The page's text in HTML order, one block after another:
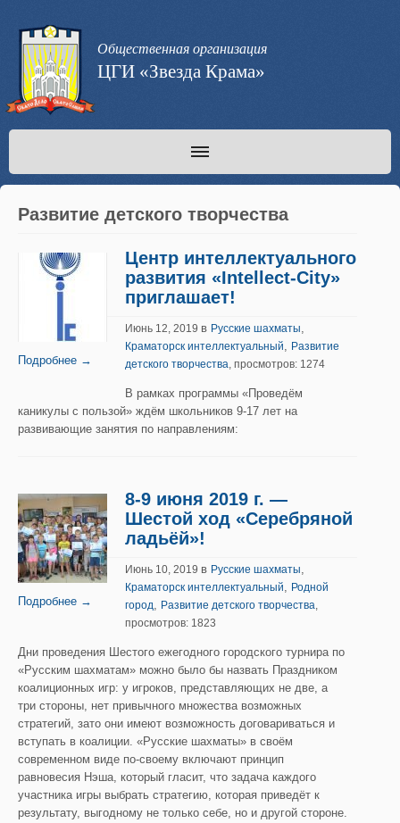
Общественная организация
ЦГИ «Звезда Крама»
Развитие детского творчества
Подробнее →
Центр интеллектуального
развития «Intellect-City»
приглашает!
Июнь 12, 2019 в Русские шахматы,
Краматорск интеллектуальный, Развитие
детского творчества, просмотров: 1274
В рамках программы «Проведём
каникулы с пользой» ждём школьников 9-17 лет на
развивающие занятия по направлениям:
Подробнее →
8-9 июня 2019 г. —
Шестой ход «Серебряной
ладьёй»!
Июнь 10, 2019 в Русские шахматы,
Краматорск интеллектуальный, Родной
город, Развитие детского творчества,
просмотров: 1823
Дни проведения Шестого ежегодного городского турнира по
«Русским шахматам» можно было бы назвать Праздником
коалиционных игр: у игроков, представляющих не две, а
три стороны, нет привычного множества возможных
стратегий, зато они имеют возможность договариваться и
вступать в коалиции. «Русские шахматы» в своём
современном виде по-своему включают принцип
равновесия Нэша, который гласит, что задача каждого
участника игры выбрать стратегию, которая приведёт к
результату, выгодному не только себе, но и другой стороне.